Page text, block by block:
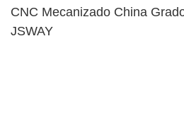
CNC Mecanizado China
JSWAY